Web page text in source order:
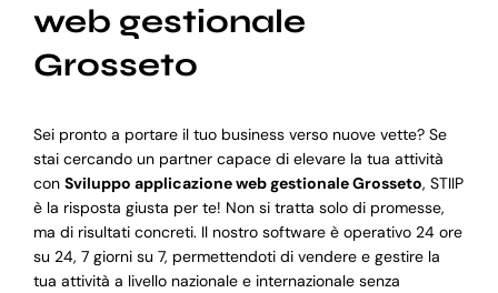
web gestionale
Grosseto
Sei pronto a portare il tuo business verso nuove vette? Se
stai cercando un partner capace di elevare la tua attività
con Sviluppo applicazione web gestionale Grosseto, STIIP
è la risposta giusta per te! Non si tratta solo di promesse,
ma di risultati concreti. Il nostro software è operativo 24 ore
su 24, 7 giorni su 7, permettendoti di vendere e gestire la
tua attività a livello nazionale e internazionale senza